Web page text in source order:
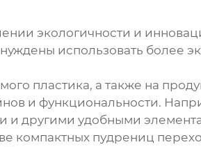
экологичности и
использовать более
пластика, а также на
и функциональности.
и другими удобными
компактных пудрениц